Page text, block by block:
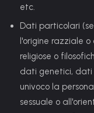
etc.
Dati particolari
l'origine razziale o
religiose o
dati genetici, dati
univoco la
sessuale o